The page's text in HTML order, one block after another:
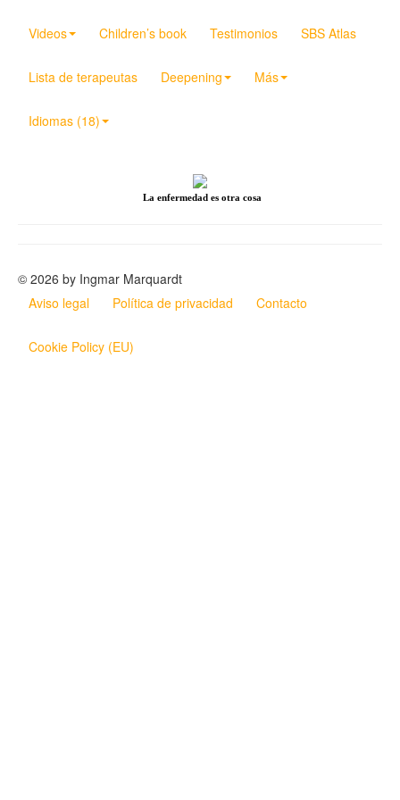
Videos Children’s book Testimonios SBS Atlas
Lista de terapeutas Deepening Más
Idiomas (18)
La enfermedad es otra cosa
© 2026 by Ingmar Marquardt
Aviso legal
Política de privacidad Contacto
Cookie Policy (EU)